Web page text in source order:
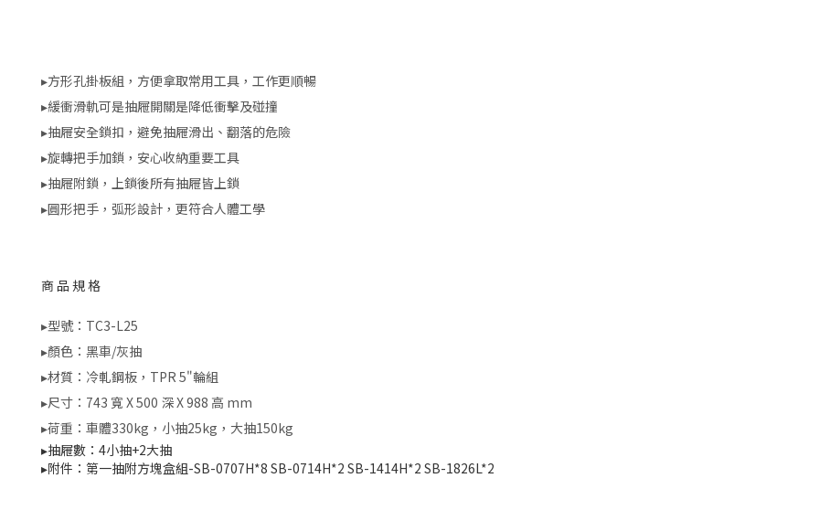
▸方形孔掛板組，方便拿取常用工具，工作更順暢
▸緩衝滑軌可是抽屜開關是降低衝擊及碰撞
▸抽屜安全鎖扣，避免抽屜滑出、翻落的危險
▸旋轉把手加鎖，安心收納重要工具
▸抽屜附鎖，上鎖後所有抽屜皆上鎖
▸圓形把手，弧形設計，更符合人體工學
商品規格
▸型號：TC3-L25
▸顏色：黑車/灰抽
▸材質：冷軋鋼板，TPR 5"輪組
▸尺寸：743 寬 X 500 深 X 988 高 mm
▸荷重：車體330kg，小抽25kg，大抽150kg
▸抽屜數：4小抽+2大抽
▸附件：第一抽附方塊盒組-SB-0707H*8 SB-0714H*2 SB-1414H*2 SB-1826L*2